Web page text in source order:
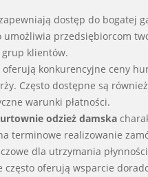
dostęp do bogatej
umożliwia przedsiębiorcom
klientów.
konkurencyjne ceny
Często dostępne są
warunki płatności.
odzież damska
terminowe realizowanie
dla utrzymania
często oferują wsparcie